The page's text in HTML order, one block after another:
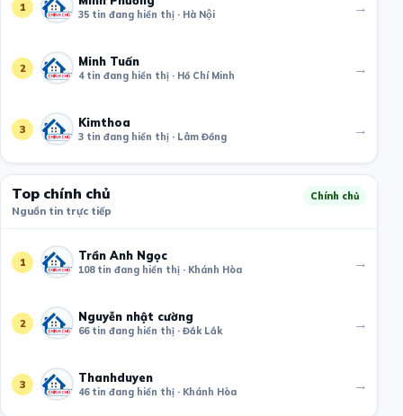
1
35 tin đang hiển thị · Hà Nội →
2 Minh Tuấn
4 tin đang hiển thị · Hồ Chí Minh →
3 Kimthoa
3 tin đang hiển thị · Lâm Đồng →
Top chính chủ
Nguồn tin trực tiếp
Chính chủ
1 Trần Anh Ngọc
108 tin đang hiển thị · Khánh Hòa →
2 Nguyễn nhật cường
66 tin đang hiển thị · Đắk Lắk →
3 Thanhduyen
46 tin đang hiển thị · Khánh Hòa →